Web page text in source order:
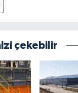
ve tarafsız
Habercilik
ürettiğim
sağla
çekebilir